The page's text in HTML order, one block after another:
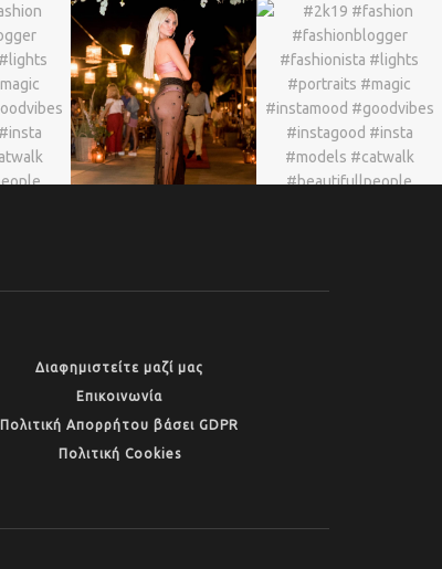
Διαφημιστείτε μαζί μας
Επικοινωνία
Πολιτική Απορρήτου βάσει GDPR
Πολιτική Cookies